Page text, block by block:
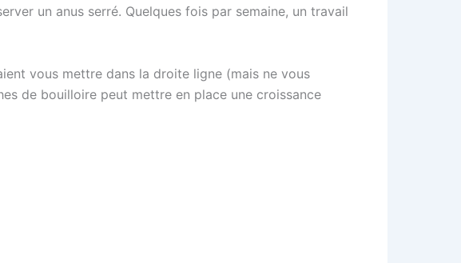
un anus serré. Quelques fois par semaine, un travail
vous mettre dans la droite ligne (mais ne vous
de bouilloire peut mettre en place une croissance